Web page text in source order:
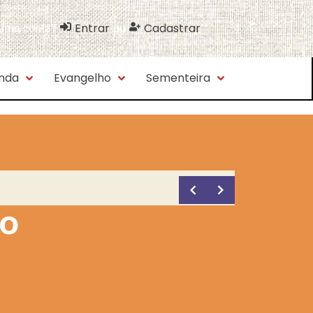
conta? Entrar ou Cadastrar
Evangelho Sementeira